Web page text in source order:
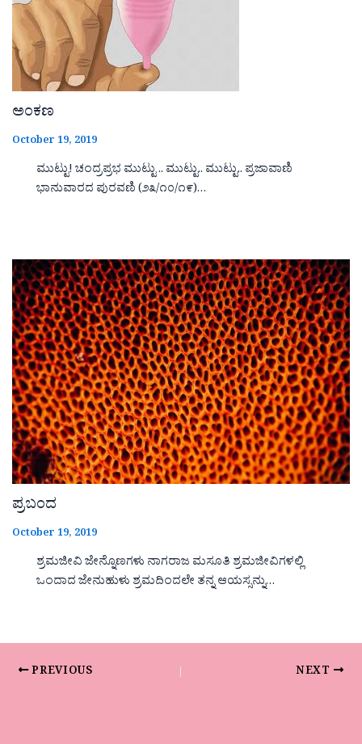
ಅಂಕಣ
October 19, 2019
ಮುಟ್ಟು! ಚಂದ್ರಪ್ರಭ ಮುಟ್ಟು .. ಮುಟ್ಟು.. ಮುಟ್ಟು.. ಪ್ರಜಾವಾಣಿ
ಭಾನುವಾರದ ಪುರವಣಿ (೨೩/೧೦/೧೯)…
ಪ್ರಬಂದ
October 19, 2019
ಶ್ರಮಜೀವಿ ಜೇನ್ನೊಣಗಳು ನಾಗರಾಜ ಮಸೂತಿ ಶ್ರಮಜೀವಿಗಳಲ್ಲಿ
ಒಂದಾದ ಜೇನುಹುಳು ಶ್ರಮದಿಂದಲೇ ತನ್ನ ಆಯಸ್ಸನ್ನು…
PREVIOUS NEXT